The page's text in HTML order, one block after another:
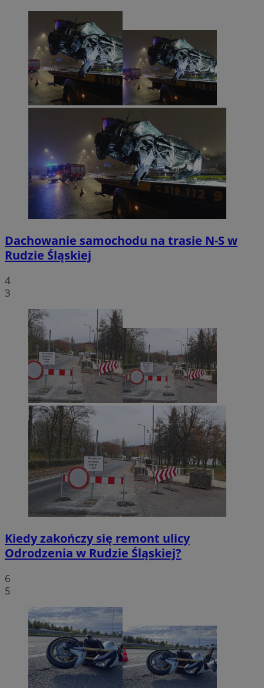
Dachowanie samochodu na trasie N-S w
Rudzie Śląskiej
4
3
Kiedy zakończy się remont ulicy
Odrodzenia w Rudzie Śląskiej?
6
5